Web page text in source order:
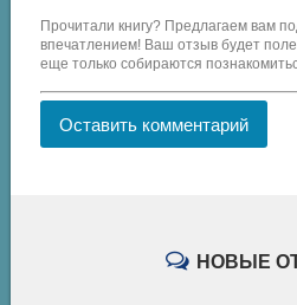
Прочитали книгу? Предлагаем вам
впечатлением! Ваш отзыв будет
еще только собираются
Оставить комментарий
НОВЫЕ